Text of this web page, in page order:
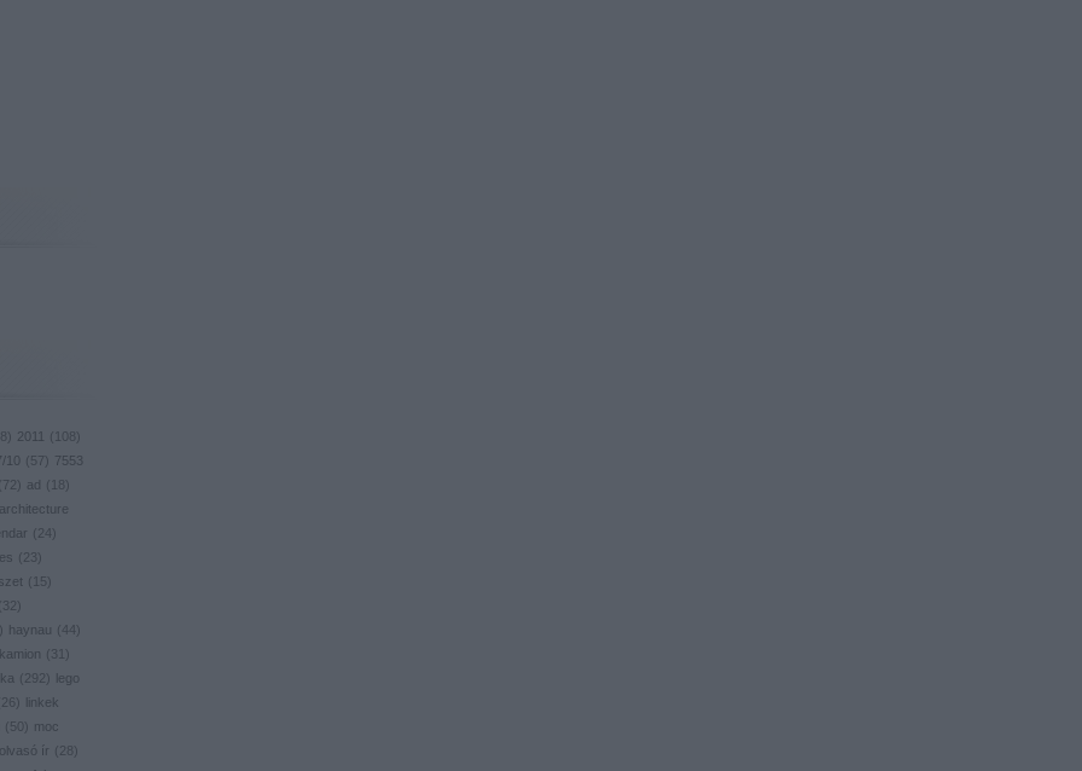
) 2011 ( 108 )
10 ( 57) 7553
72) ad ( 18 )
architecture
( 24)
( 23)
( 15)
32)
) haynau ( 44)
kamion ( 31
)
( 292)
lego
26 )
linkek
( 50) moc
olvasó ír ( 28 )